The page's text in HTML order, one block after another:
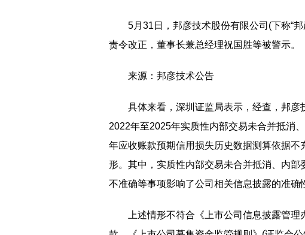
5月31日，邦彦技术股份有限公司(下称“
责令改正，董事长兼总经理祝国胜等被警示。
来源：邦彦技术公告
具体来看，深圳证监局表示，经查，邦彦
2022年至2025年实质性内部交易未合并抵消
年应收账款预期信用损失历史数据测算依据
形。其中，实质性内部交易未合并抵消、内
不准确等事项影响了公司相关信息披露的准确
上述情形不符合《上市公司信息披露管